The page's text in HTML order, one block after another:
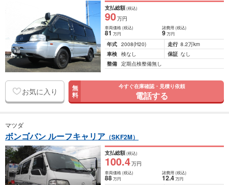
支払総額(税込)
90万円
車両価格(税込)
81万円
諸費用 (税込)
9 万円
年式 2008(H20) 走行 8.2万km
車検 検なし 保証 なし
整備 定期点検整備無し
お気に入り 無
料
今すぐ在庫確認・見積り依頼
電話する
マツダ
ボンゴバン ルーフキャリア （SKF2M）
支払総額(税込)
100.4万円
車両価格(税込)
88万円
諸費用 (税込)
12.4 万円